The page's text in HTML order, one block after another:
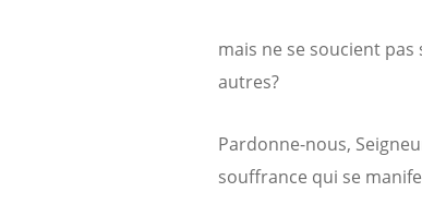
mais ne se soucient pas
autres?
Pardonne-nous,
souffrance qui se